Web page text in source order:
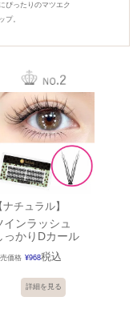
ぴったりのマツエク
プ。
ナチュラル】
インラッシュ
っかりDカール
価格 ¥968税込
詳細を見る